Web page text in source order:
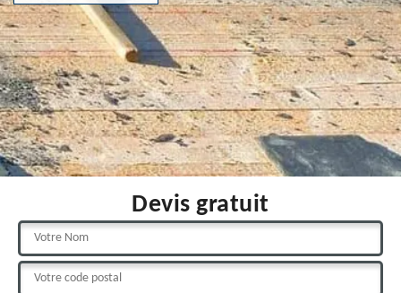
Devis gratuit